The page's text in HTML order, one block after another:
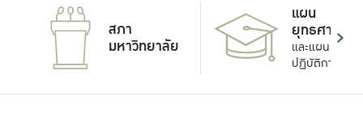
สภา
มหาวิทยาลัย
แผน
ยุทธศาสตร์
และแผน
ปฏิบัติการ